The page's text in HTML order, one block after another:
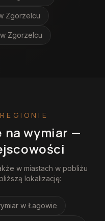
Zgorzelcu
w Zgorzelcu
na wymiar —
w miastach w pobliżu
lokalizację:
w Łagowie